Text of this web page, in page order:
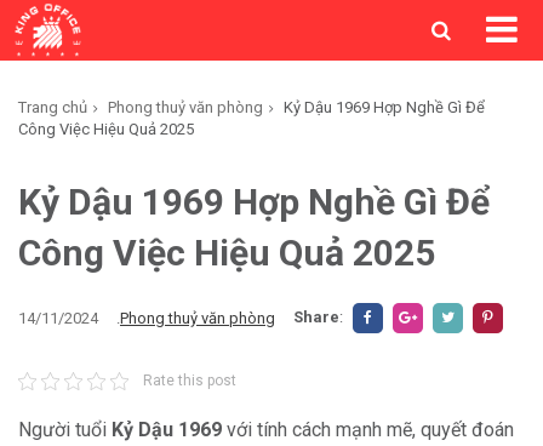
Trang chủ Phong thuỷ văn phòng
Kỷ Dậu 1969 Hợp Nghề Gì Để
Công Việc Hiệu Quả 2025
Kỷ Dậu 1969 Hợp Nghề Gì Để
Công Việc Hiệu Quả 2025
14/11/2024 Phong thuỷ văn phòng Share:
Rate this post
Người tuổi Kỷ Dậu 1969 với tính cách mạnh mẽ, quyết đoán